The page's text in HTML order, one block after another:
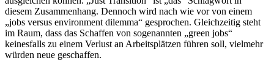
diesem Zusammenhang. Dennoch wird nach wie vor von einem
„jobs versus environment dilemma“ gesprochen. Gleichzeitig steht
im Raum, dass das Schaffen von sogenannten „green jobs“
keinesfalls zu einem Verlust an Arbeitsplätzen führen soll, vielmehr
würden neue geschaffen.